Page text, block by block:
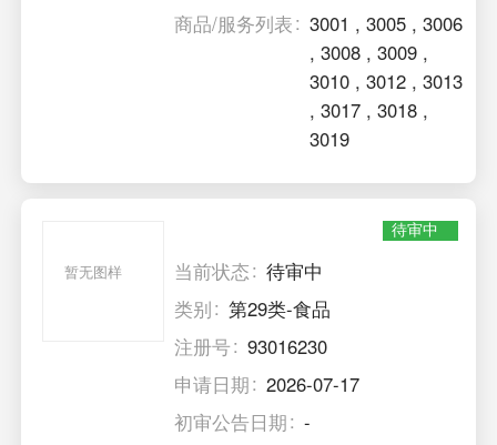
商品/服务列表
3001 ,3005 ,3006
,3008 ,3009 ,
3010 ,3012 ,3013
,3017 ,3018 ,
3019
暂无图样
待审中
当前状态
待审中
类别
第29类-食品
注册号
93016230
申请日期
2026-07-17
初审公告日期
-